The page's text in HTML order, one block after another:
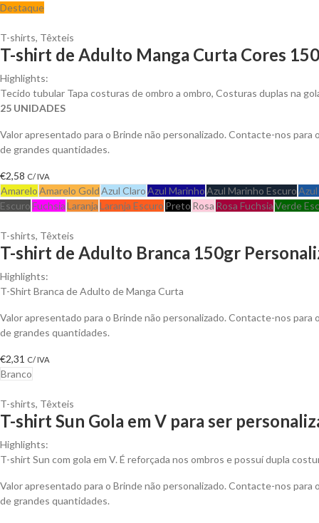
Destaque
T-shirts, Têxteis
T-shirt de Adulto Manga Curta Cores
Highlights:
Tecido tubular Tapa costuras de ombro a ombro, Costuras duplas na
25 UNIDADES
Valor apresentado para o Brinde não personalizado. Contacte-nos
de grandes quantidades.
€2,58 C/ IVA
AmareloAmarelo GoldAzul ClaroAzul MarinhoAzul Marinho Escuro
EscuroFuchsiaLaranjaLaranja Escuro Preto Rosa Rosa FuchsiaVerde
T-shirts, Têxteis
T-shirt de Adulto Branca 150gr
Highlights:
T-Shirt Branca de Adulto de Manga Curta
Valor apresentado para o Brinde não personalizado. Contacte-nos
de grandes quantidades.
€2,31 C/ IVA
Branco
T-shirts, Têxteis
T-shirt Sun Gola em V para ser
Highlights:
T-shirt Sun com gola em V. É reforçada nos ombros e possuí dupla
Valor apresentado para o Brinde não personalizado. Contacte-nos
de grandes quantidades.